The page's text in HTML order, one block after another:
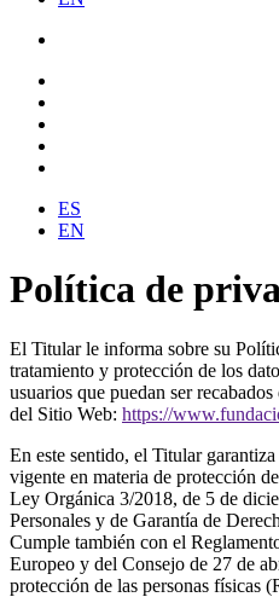
ES
EN
Política de
El Titular le informa sobre su
tratamiento y protección de los
usuarios que puedan ser
del Sitio Web: https://
En este sentido, el Titular
vigente en materia de protección
Ley Orgánica 3/2018, de 5 de
Personales y de Garantía de
Cumple también con el
Europeo y del Consejo de 27 de
protección de las personas físicas